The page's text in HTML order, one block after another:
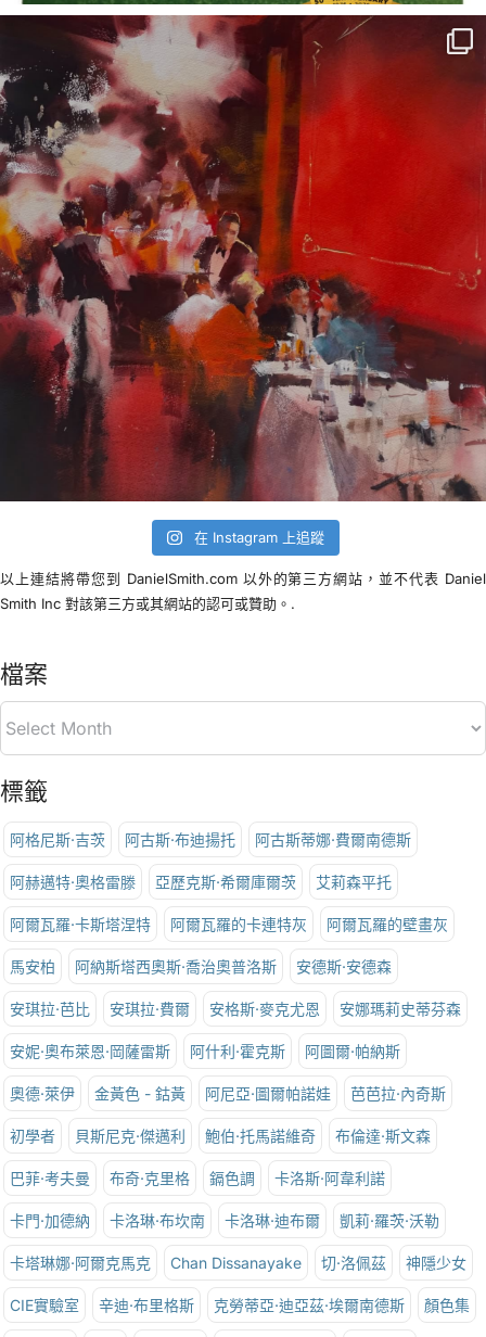
在 Instagram 上追蹤
以上連結將帶您到 DanielSmith.com 以外的第三方網站，並不代表 Daniel
Smith Inc 對該第三方或其網站的認可或贊助。.
檔案
標籤
阿格尼斯·吉茨 阿古斯·布迪揚托 阿古斯蒂娜·費爾南德斯
阿赫邁特·奧格雷滕 亞歷克斯·希爾庫爾茨 艾莉森平托
阿爾瓦羅·卡斯塔涅特 阿爾瓦羅的卡連特灰 阿爾瓦羅的壁畫灰
馬安柏 阿納斯塔西奧斯·喬治奧普洛斯 安德斯·安德森
安琪拉·芭比 安琪拉·費爾 安格斯·麥克尤恩 安娜瑪莉史蒂芬森
安妮·奧布萊恩·岡薩雷斯 阿什利·霍克斯 阿圖爾·帕納斯
奧德·萊伊 金黃色 - 鈷黃 阿尼亞·圖爾帕諾娃 芭芭拉·內奇斯
初學者 貝斯尼克·傑邁利 鮑伯·托馬諾維奇 布倫達·斯文森
巴菲·考夫曼 布奇·克里格 鎘色調 卡洛斯·阿韋利諾
卡門·加德納 卡洛琳·布坎南 卡洛琳·迪布爾 凱莉·羅茨·沃勒
卡塔琳娜·阿爾克馬克 Chan Dissanayake 切·洛佩茲 神隱少女
CIE實驗室 辛迪·布里格斯 克勞蒂亞·迪亞茲·埃爾南德斯 顏色集